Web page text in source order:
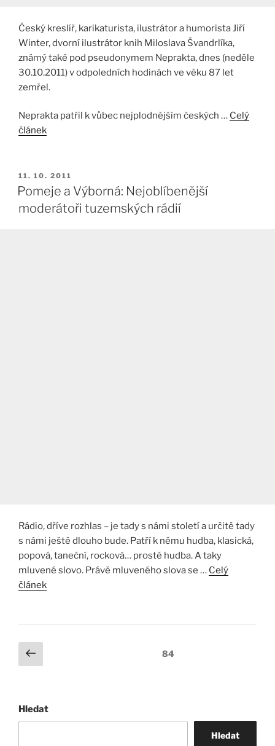
Český kreslíř, karikaturista, ilustrátor a humorista Jiří
Winter, dvorní ilustrátor knih Miloslava Švandrlíka,
známý také pod pseudonymem Neprakta, dnes (neděle
30.10.2011) v odpoledních hodinách ve věku 87 let
zemřel.
Neprakta patřil k vůbec nejplodnějším českých … Celý
článek
PUBLIKOVÁNO
11. 10. 2011
Pomeje a Výborná: Nejoblíbenější
moderátoři tuzemských rádií
Rádio, dříve rozhlas – je tady s námi století a určitě tady
s námi ještě dlouho bude. Patří k němu hudba, klasická,
popová, taneční, rocková… prostě hudba. A taky
mluvené slovo. Právě mluveného slova se … Celý
článek
Stránkování
příspěvků
Předchozí
stránka
Stránka:84
Hledat
Hledat